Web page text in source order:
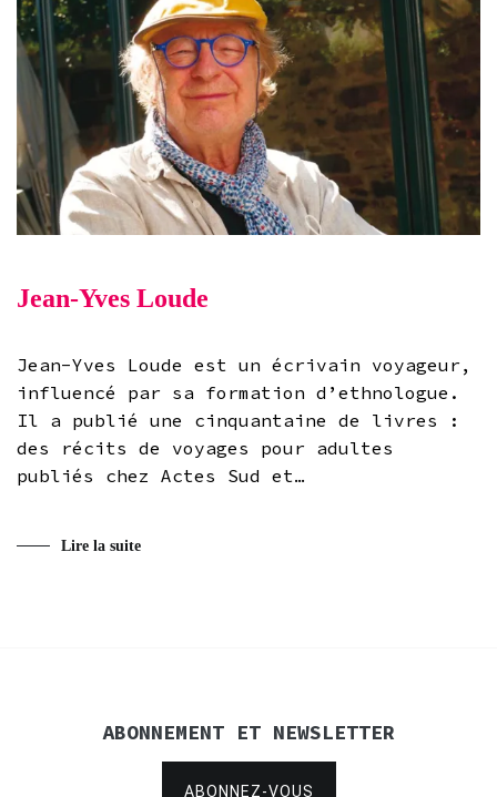
Jean-Yves Loude
Jean-Yves Loude est un écrivain voyageur,
influencé par sa formation d’ethnologue.
Il a publié une cinquantaine de livres :
des récits de voyages pour adultes
publiés chez Actes Sud et…
Lire la suite
ABONNEMENT ET NEWSLETTER
ABONNEZ-VOUS